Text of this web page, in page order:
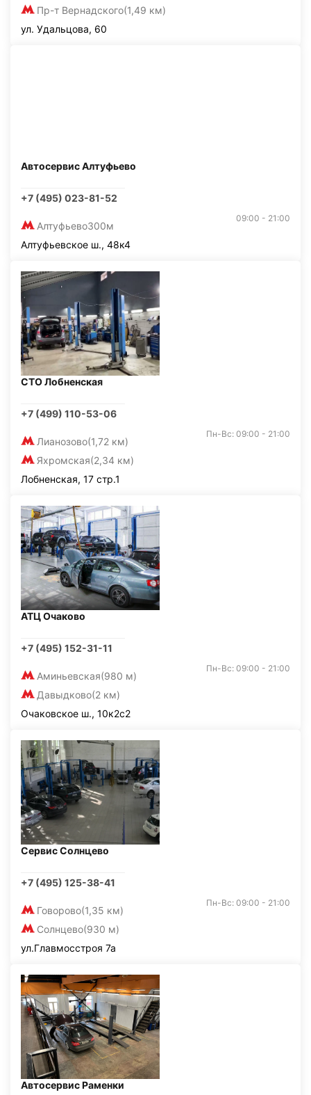
Пр-т Вернадского(1,49 км)
ул. Удальцова, 60
Автосервис Алтуфьево
+7 (495) 023-81-52
Алтуфьево300м
09:00 - 21:00
Алтуфьевское ш., 48к4
СТО Лобненская
+7 (499) 110-53-06
Лианозово(1,72 км)
Яхромская(2,34 км)
Пн-Вс: 09:00 - 21:00
Лобненская, 17 стр.1
АТЦ Очаково
+7 (495) 152-31-11
Аминьевская(980 м)
Давыдково(2 км)
Пн-Вс: 09:00 - 21:00
Очаковское ш., 10к2с2
Сервис Солнцево
+7 (495) 125-38-41
Говорово(1,35 км)
Солнцево(930 м)
Пн-Вс: 09:00 - 21:00
ул.Главмосстроя 7а
Автосервис Раменки